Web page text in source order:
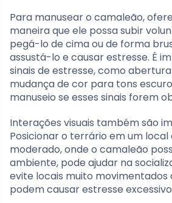
Para manusear o camaleão,
maneira que ele possa subir
pegá-lo de cima ou de forma
assustá-lo e causar estresse. É
sinais de estresse, como
mudança de cor para tons
manuseio se esses sinais forem
Interações visuais também são
Posicionar o terrário em um
moderado, onde o camaleão
ambiente, pode ajudar na
evite locais muito movimentados
podem causar estresse